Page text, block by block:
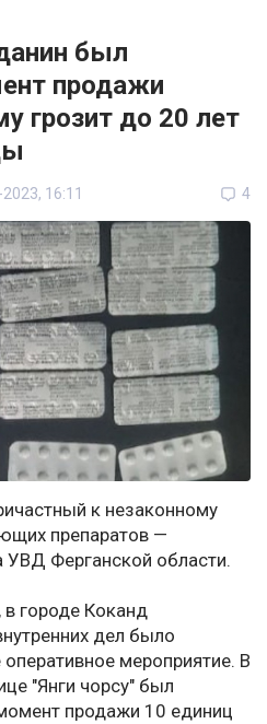
был
продажи
грозит до 20 лет
16:11 4
к незаконному
препаратов —
Ферганской области.
в городе Коканд
дел было
мероприятие. В
"Янги чорсу" был
продажи 10 единиц